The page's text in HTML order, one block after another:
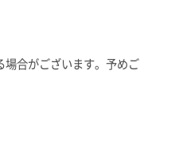
合がございます。予めご